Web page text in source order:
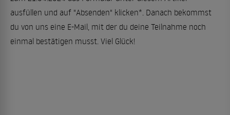
ausfüllen und auf "Absenden" klicken*. Danach bekommst
du von uns eine E-Mail, mit der du deine Teilnahme noch
einmal bestätigen musst. Viel Glück!